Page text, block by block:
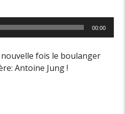
00:00
fois le boulanger
Antoine Jung !